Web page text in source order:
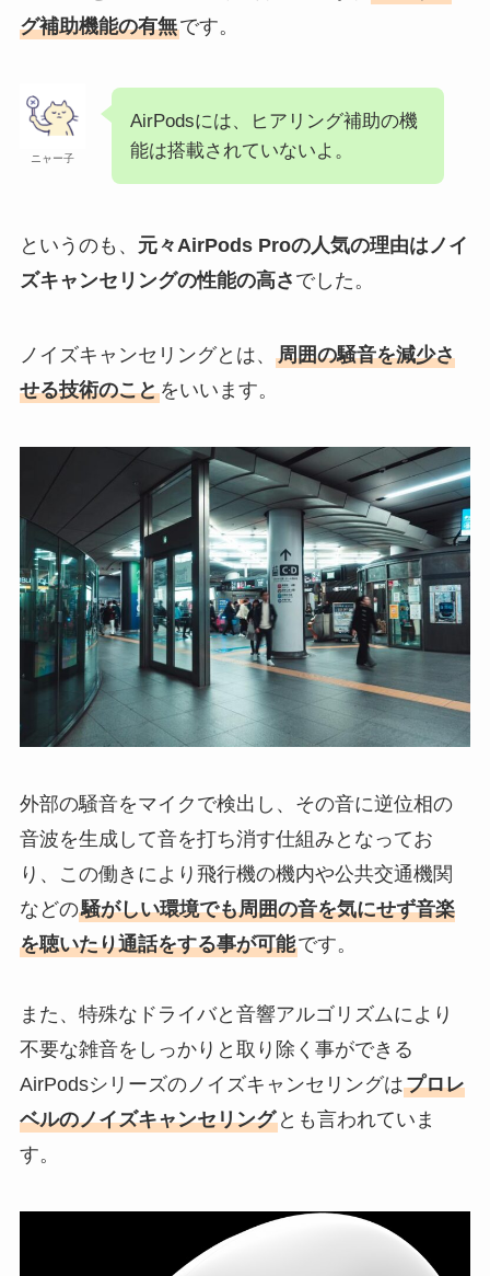
グ補助機能の有無です。
ニャー子
AirPodsには、ヒアリング補助の機
能は搭載されていないよ。
というのも、 元々AirPods Proの人気の理由はノイ
ズキャンセリングの性能の高さ でした。
ノイズキャンセリングとは、 周囲の騒音を減少さ
せる技術のことをいいます。
外部の騒音をマイクで検出し、その音に逆位相の
音波を生成して音を打ち消す仕組みとなってお
り、この働きにより飛行機の機内や公共交通機関
などの騒がしい環境でも周囲の音を気にせず音楽
を聴いたり通話をする事が可能です。
また、特殊なドライバと音響アルゴリズムにより
不要な雑音をしっかりと取り除く事ができる
AirPodsシリーズのノイズキャンセリングはプロレ
ベルのノイズキャンセリングとも言われていま
す。